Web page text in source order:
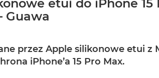
etui do iPhone 15
Guawa
przez Apple silikonowe etui z
iPhone’a 15 Pro Max.